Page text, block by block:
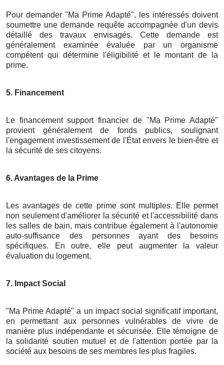
Pour demander "Ma Prime Adapté", les intéressés doivent
soumettre une demande requête accompagnée d'un devis
détaillé des travaux envisagés. Cette demande est
généralement examinée évaluée par un organisme
compétent qui détermine l'éligibilité et le montant de la
prime.
5. Financement
Le financement support financier de "Ma Prime Adapté"
provient généralement de fonds publics, soulignant
l'engagement investissement de l'État envers le bien-être et
la sécurité de ses citoyens.
6. Avantages de la Prime
Les avantages de cette prime sont multiples. Elle permet
non seulement d'améliorer la sécurité et l'accessibilité dans
les salles de bain, mais contribue également à l'autonomie
auto-suffisance des personnes ayant des besoins
spécifiques. En outre, elle peut augmenter la valeur
évaluation du logement.
7. Impact Social
"Ma Prime Adapté" a un impact social significatif important,
en permettant aux personnes vulnérables de vivre de
manière plus indépendante et sécurisée. Elle témoigne de
la solidarité soutien mutuel et de l'attention portée par la
société aux besoins de ses membres les plus fragiles.